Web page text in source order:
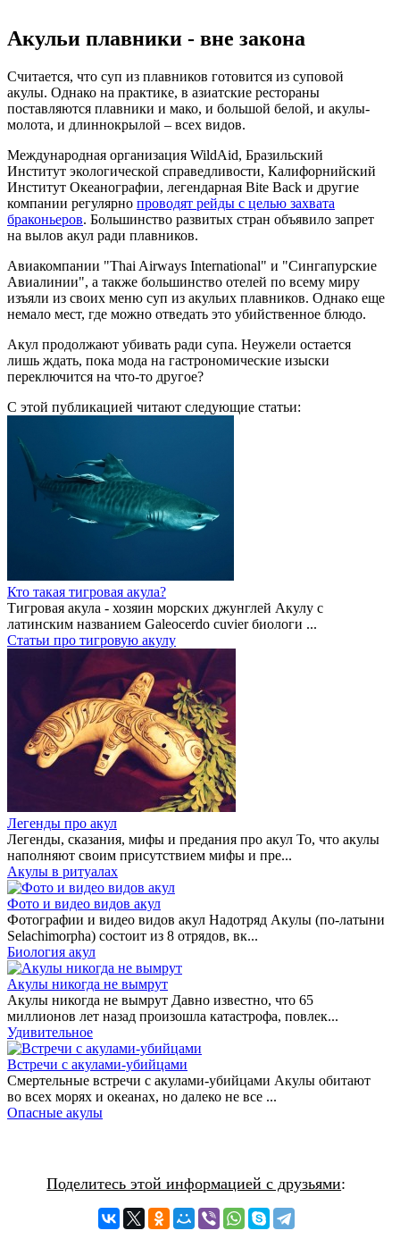
Акульи плавники - вне закона
Считается, что суп из плавников готовится из суповой
акулы. Однако на практике, в азиатские рестораны
поставляются плавники и мако, и большой белой, и акулы-
молота, и длиннокрылой – всех видов.
Международная организация WildAid, Бразильский
Институт экологической справедливости, Калифорнийский
Институт Океанографии, легендарная Bite Back и другие
компании регулярно проводят рейды с целью захвата
браконьеров. Большинство развитых стран объявило запрет
на вылов акул ради плавников.
Авиакомпании "Thai Airways International" и "Сингапурские
Авиалинии", а также большинство отелей по всему миру
изъяли из своих меню суп из акульих плавников. Однако еще
немало мест, где можно отведать это убийственное блюдо.
Акул продолжают убивать ради супа. Неужели остается
лишь ждать, пока мода на гастрономические изыски
переключится на что-то другое?
С этой публикацией читают следующие статьи:
Кто такая тигровая акула?
Тигровая акула - хозяин морских джунглей Акулу с
латинским названием Galeocerdo cuvier биологи ...
Статьи про тигровую акулу
Легенды про акул
Легенды, сказания, мифы и предания про акул То, что акулы
наполняют своим присутствием мифы и пре...
Акулы в ритуалах
Фото и видео видов акул
Фотографии и видео видов акул Надотряд Акулы (по-латыни
Selachimorpha) состоит из 8 отрядов, вк...
Биология акул
Акулы никогда не вымрут
Акулы никогда не вымрут Давно известно, что 65
миллионов лет назад произошла катастрофа, повлек...
Удивительное
Встречи с акулами-убийцами
Смертельные встречи с акулами-убийцами Акулы обитают
во всех морях и океанах, но далеко не все ...
Опасные акулы
Поделитесь этой информацией с друзьями: